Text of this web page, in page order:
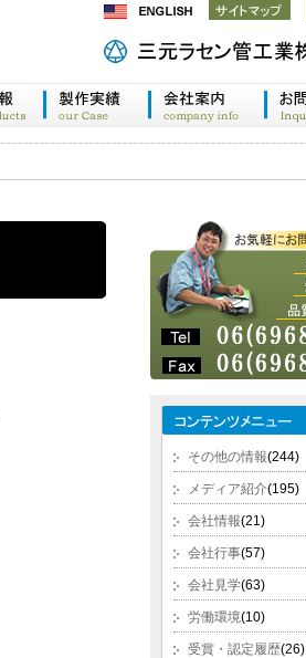
その他の情報(244)
メディア紹介(195)
会社情報(21)
会社行事(57)
会社見学(63)
労働環境(10)
受賞・認定履歴(26)